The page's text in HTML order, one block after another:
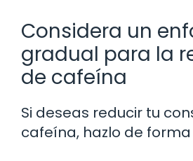
Considera un
gradual para la
de cafeína
Si deseas reducir tu
cafeína, hazlo de